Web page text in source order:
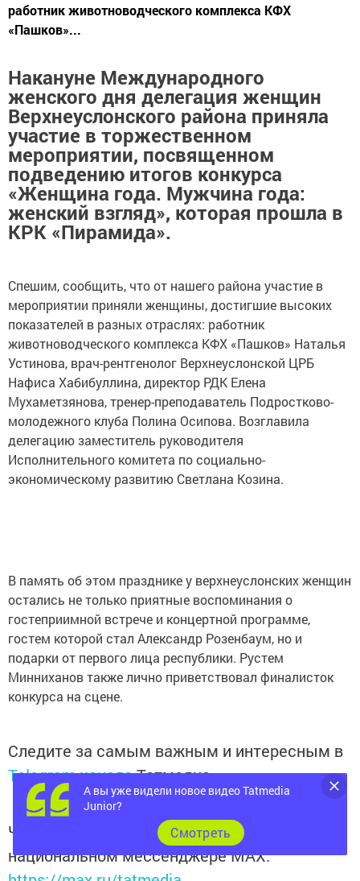
работник животноводческого комплекса КФХ
«Пашков»...
Накануне Международного
женского дня делегация женщин
Верхнеуслонского района приняла
участие в торжественном
мероприятии, посвященном
подведению итогов конкурса
«Женщина года. Мужчина года:
женский взгляд», которая прошла в
КРК «Пирамида».
Спешим, сообщить, что от нашего района участие в
мероприятии приняли женщины, достигшие высоких
показателей в разных отраслях: работник
животноводческого комплекса КФХ «Пашков» Наталья
Устинова, врач-рентгенолог Верхнеуслонской ЦРБ
Нафиса Хабибуллина, директор РДК Елена
Мухаметзянова, тренер-преподаватель Подростково-
молодежного клуба Полина Осипова. Возглавила
делегацию заместитель руководителя
Исполнительного комитета по социально-
экономическому развитию Светлана Козина.
В память об этом празднике у верхнеуслонских женщин
остались не только приятные воспоминания о
гостеприимной встрече и концертной программе,
гостем которой стал Александр Розенбаум, но и
подарки от первого лица республики. Рустем
Минниханов также лично приветствовал финалисток
конкурса на сцене.
Следите за самым важным и интересным в
Telegram-каналеТатмедиа
Читайте новости Татарстана в
национальном мессенджере MАХ:
А вы уже видели новое видео Tatmedia
Junior?
Cмотреть